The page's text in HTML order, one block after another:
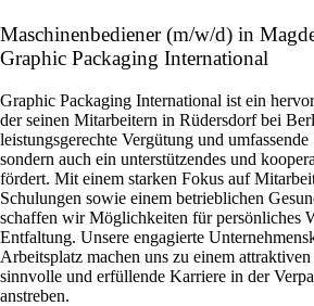
Maschinenbediener (m/w/d) in
Graphic Packaging International
Graphic Packaging International ist ein
der seinen Mitarbeitern in Rüdersdorf bei
leistungsgerechte Vergütung und
sondern auch ein unterstützendes und
fördert. Mit einem starken Fokus auf
Schulungen sowie einem betrieblichen
schaffen wir Möglichkeiten für persönliches
Entfaltung. Unsere engagierte
Arbeitsplatz machen uns zu einem
sinnvolle und erfüllende Karriere in der
anstreben.